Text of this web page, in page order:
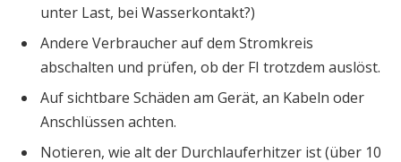
unter Last, bei Wasserkontakt?)
Andere Verbraucher auf dem Stromkreis
abschalten und prüfen, ob der FI trotzdem auslöst.
Auf sichtbare Schäden am Gerät, an Kabeln oder
Anschlüssen achten.
Notieren, wie alt der Durchlauferhitzer ist (über 10